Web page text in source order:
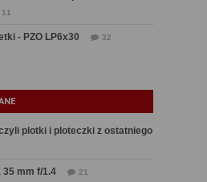
11
- PZO LP6x30 32
plotki i ploteczki z ostatniego
mm f/1.4 21